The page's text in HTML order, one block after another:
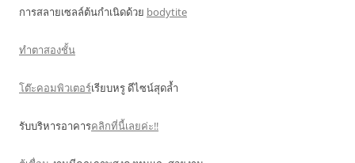
การสลายเซลล์ต้นกำเนิดด้วย bodytite
ทำตาสองชั้น
โต๊ะคอมพิวเตอร์เรียบหรู ดีไซน์สุดล้ำ
รับบริหารอาคารคลิกที่นี้เลยค่ะ!!